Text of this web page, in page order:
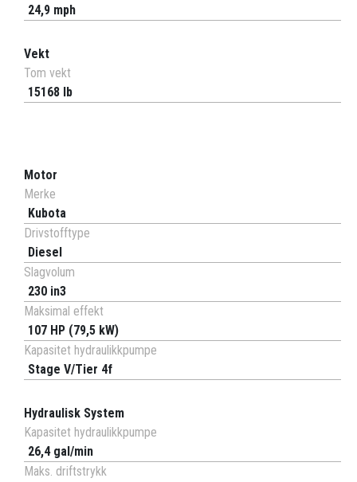
24,9 mph
Vekt
Tom vekt
15168 lb
Motor
Merke
Kubota
Drivstofftype
Diesel
Slagvolum
230 in3
Maksimal effekt
107 HP (79,5 kW)
Kapasitet hydraulikkpumpe
Stage V/Tier 4f
Hydraulisk System
Kapasitet hydraulikkpumpe
26,4 gal/min
Maks. driftstrykk